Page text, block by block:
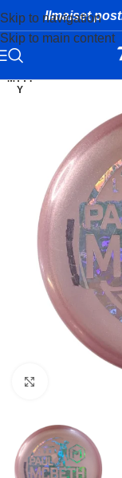
Skip to navigation
Skip to main content
Ilmaiset
MYYT
Y
Klikkaa